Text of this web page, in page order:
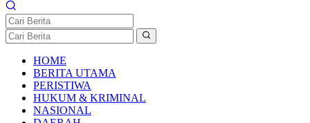
HOME
BERITA UTAMA
PERISTIWA
HUKUM & KRIMINAL
NASIONAL